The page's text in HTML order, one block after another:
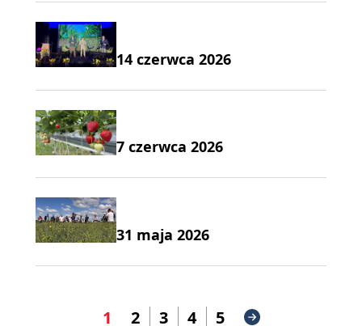
14 czerwca 2026
7 czerwca 2026
31 maja 2026
1 2 3 4 5